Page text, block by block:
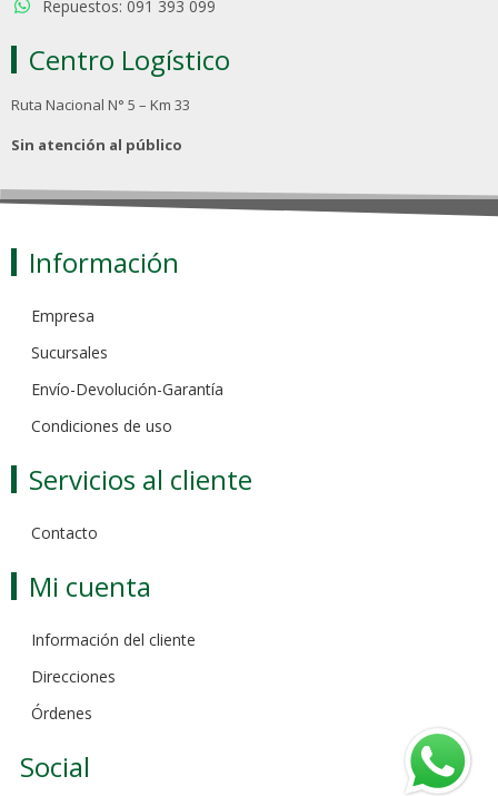
Repuestos: 091 393 099
Centro Logístico
Ruta Nacional N° 5 – Km 33
Sin atención al público
Información
Empresa
Sucursales
Envío-Devolución-Garantía
Condiciones de uso
Servicios al cliente
Contacto
Mi cuenta
Información del cliente
Direcciones
Órdenes
Social